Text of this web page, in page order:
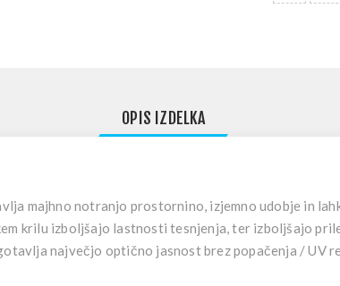
OPIS IZDELKA
majhno notranjo prostornino, izjemno udobje in
krilu izboljšajo lastnosti tesnjenja, ter izboljšajo
največjo optično jasnost brez popačenja / UV